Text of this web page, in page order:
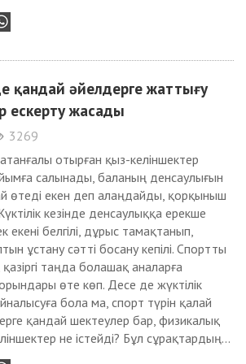
қандай әйелдерге жаттығу
ескерту жасады
3269
отырған қыз-келіншектер
салынады, баланың денсаулығын
өтеді екен деп алаңдайды, қорқыныш
кезінде денсаулыққа ерекше
екені белгілі, дұрыс тамақтанып,
ұстану сәтті босану кепілі. Спортты
таңда болашақ аналарға
өте көп. Десе де жүктілік
бола ма, спорт түрін қалай
қандай шектеулер бар, физикалық
не істейді? Бұл сұрақтардың...